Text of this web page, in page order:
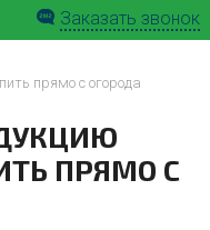
Заказать звонок
прямо с огорода
ПРЯМО С